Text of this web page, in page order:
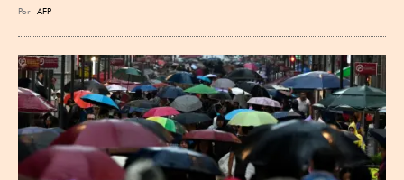
Por AFP